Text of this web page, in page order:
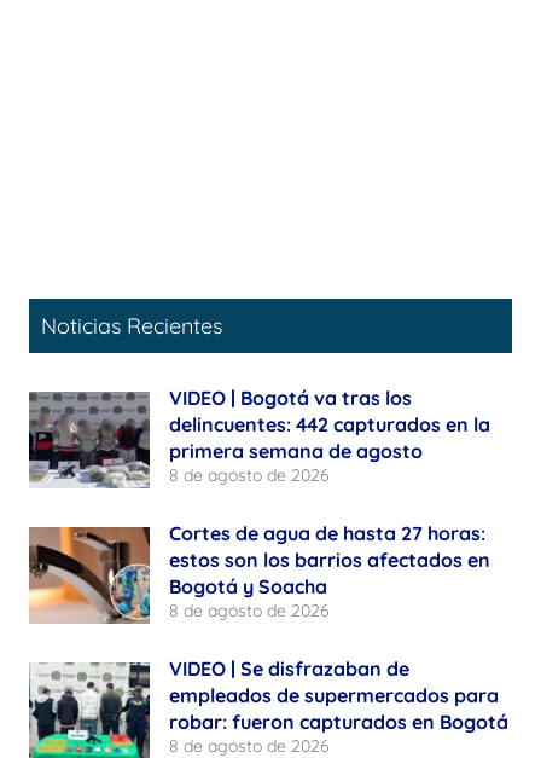
Noticias Recientes
VIDEO | Bogotá va tras los
delincuentes: 442 capturados en la
primera semana de agosto
8 de agosto de 2026
Cortes de agua de hasta 27 horas:
estos son los barrios afectados en
Bogotá y Soacha
8 de agosto de 2026
VIDEO | Se disfrazaban de
empleados de supermercados para
robar: fueron capturados en Bogotá
8 de agosto de 2026